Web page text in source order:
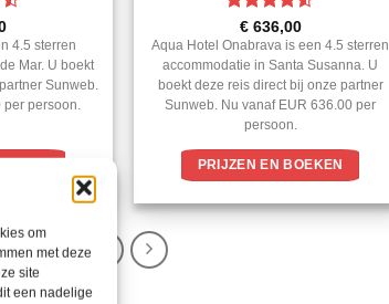
om
met deze
site
een nadelige
4.5 sterren
Mar. U boekt
Sunweb.
per persoon.
Gewaardeerd
4.5uit 5
€636,00
Aqua Hotel Onabrava is een 4.5 sterren
accommodatie in Santa Susanna. U
boekt deze reis direct bij onze partner
Sunweb. Nu vanaf EUR 636.00 per
persoon.
PRIJZEN EN BOEKEN
10 11